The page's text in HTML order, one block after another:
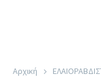
EN
Αρχική